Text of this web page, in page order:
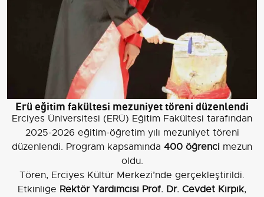
Erü eğitim fakültesi mezuniyet töreni düzenlendi
Erciyes Üniversitesi (ERÜ) Eğitim Fakültesi tarafından
2025-2026 eğitim-öğretim yılı mezuniyet töreni
düzenlendi. Program kapsamında 400 öğrenci mezun
oldu.
Tören, Erciyes Kültür Merkezi’nde gerçekleştirildi.
Etkinliğe Rektör Yardımcısı Prof. Dr. Cevdet Kırpık,